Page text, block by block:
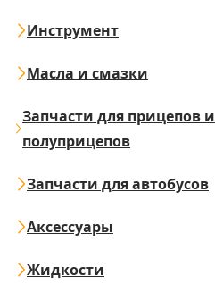
Инструмент
Масла и смазки
Запчасти для прицепов и
полуприцепов
Запчасти для автобусов
Аксессуары
Жидкости